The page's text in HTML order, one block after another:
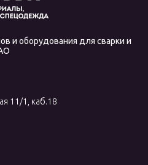
и оборудования для сварки и
11/1, каб.18